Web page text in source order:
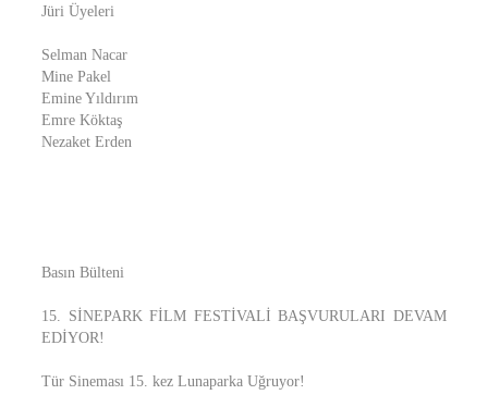
Jüri Üyeleri
Selman Nacar
Mine Pakel
Emine Yıldırım
Emre Köktaş
Nezaket Erden
Basın Bülteni
15. SİNEPARK FİLM FESTİVALİ BAŞVURULARI DEVAM
EDİYOR!
Tür Sineması 15. kez Lunaparka Uğruyor!